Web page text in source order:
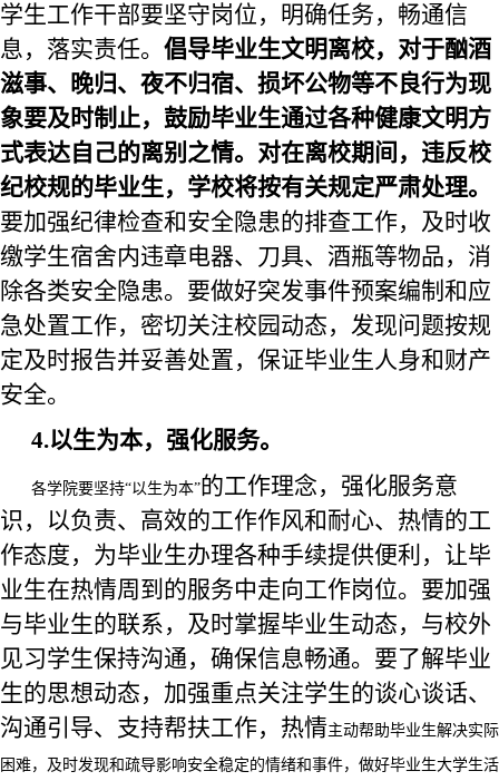
学生工作干部要坚守岗位，明确任务，畅通信
息，落实责任。 倡导毕业生文明离校，对于酗酒
滋事、晚归、夜不归宿、损坏公物等不良行为现
象要及时制止，鼓励毕业生通过各种健康文明方
式表达自己的离别之情。对在离校期间，违反校
纪校规的毕业生，学校将按有关规定严肃处理。
要加强纪律检查和安全隐患的排查工作，及时收
缴学生宿舍内违章电器、刀具、酒瓶等物品，消
除各类安全隐患。要做好突发事件预案编制和应
急处置工作，密切关注校园动态，发现问题按规
定及时报告并妥善处置，保证毕业生人身和财产
安全。
4.以生为本，强化服务。
各学院要坚持“以生为本”的工作理念，强化服务意
识，以负责、高效的工作作风和耐心、热情的工
作态度，为毕业生办理各种手续提供便利，让毕
业生在热情周到的服务中走向工作岗位。要加强
与毕业生的联系，及时掌握毕业生动态，与校外
见习学生保持沟通，确保信息畅通。要了解毕业
生的思想动态，加强重点关注学生的谈心谈话、
沟通引导、 支持帮扶工作， 热情主动帮助毕业生解决实际
困难，及时发现和疏导影响安全稳定的情绪和事件，做好毕业生大学生活